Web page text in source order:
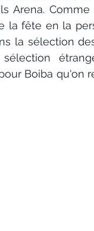
Arena.
la fête en la
la sélection
sélection
Boiba qu'on